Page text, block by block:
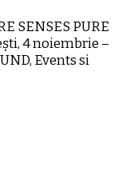
SENSES PURE
4 noiembrie –
Events si